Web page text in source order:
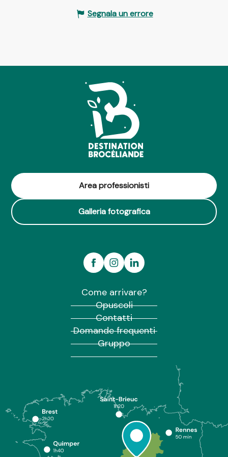
Segnala un errore
Area professionisti
Galleria fotografica
Come arrivare?
Opuscoli
Contatti
Domande frequenti
Gruppo